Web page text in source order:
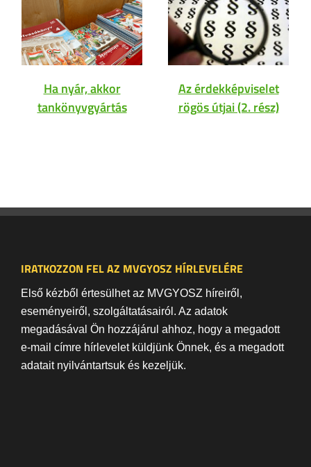
Ha nyár, akkor
tankönyvgyártás
Az érdekképviselet
rögös útjai (2. rész)
IRATKOZZON FEL AZ MVGYOSZ HÍRLEVELÉRE
Első kézből értesülhet az MVGYOSZ híreiről,
eseményeiről, szolgáltatásairól. Az adatok
megadásával Ön hozzájárul ahhoz, hogy a megadott
e-mail címre hírlevelet küldjünk Önnek, és a megadott
adatait nyilvántartsuk és kezeljük.